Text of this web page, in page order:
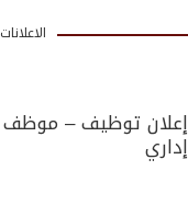
الاعلانات
إعلان توظيف – موظف
إداري